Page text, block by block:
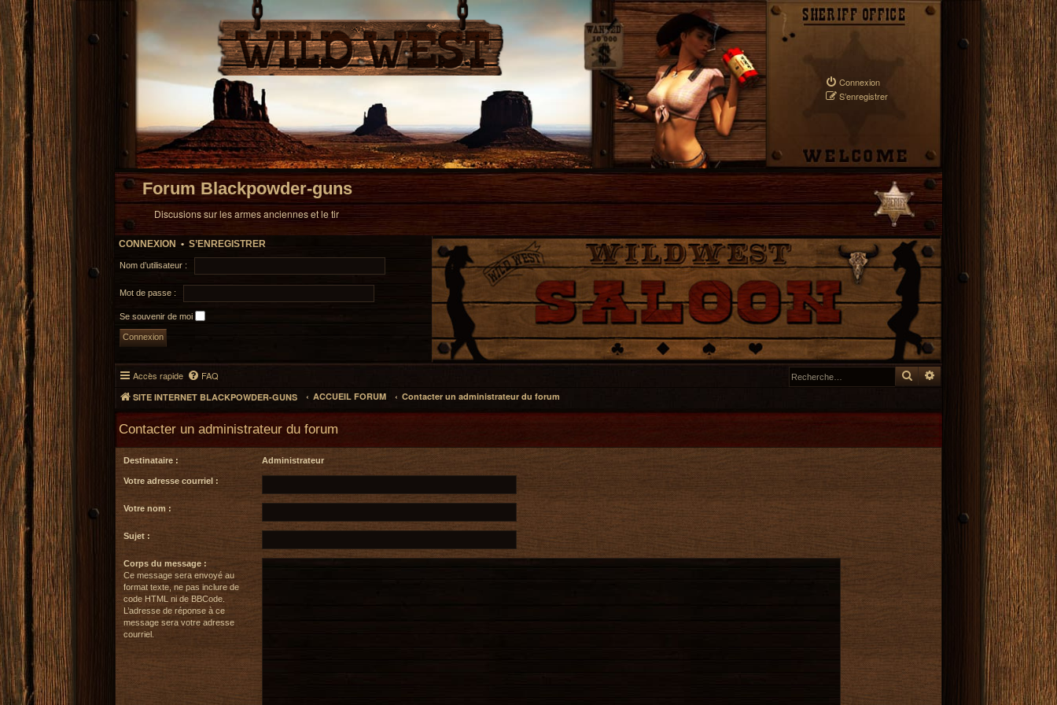
Connexion
S’enregistrer
Forum Blackpowder-guns
Discusions sur les armes anciennes et le tir
CONNEXION • S’ENREGISTRER
Nom d’utilisateur :
Mot de passe :
Se souvenir de moi
Accès rapide FAQ RechercherRecherche avancée
SITE INTERNET BLACKPOWDER-GUNS ACCUEIL FORUM Contacter un administrateur du forum
Contacter un administrateur du forum
Destinataire : Administrateur
Votre adresse courriel :
Votre nom :
Sujet :
Corps du message :
Ce message sera envoyé au
format texte, ne pas inclure de
code HTML ni de BBCode.
L’adresse de réponse à ce
message sera votre adresse
courriel.